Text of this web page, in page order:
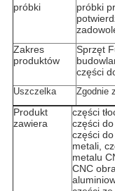
próbki
próbki
Zakres
produktów
Sprzęt
części
Uszczelka Zgodnie
Produkt
zawiera
części
części
części
metali,
metalu
CNC